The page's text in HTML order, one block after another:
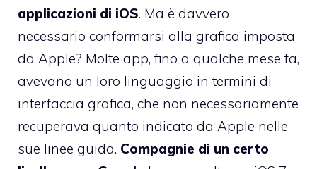
applicazioni di iOS. Ma è davvero
necessario conformarsi alla grafica imposta
da Apple? Molte app, fino a qualche mese fa,
avevano un loro linguaggio in termini di
interfaccia grafica, che non necessariamente
recuperava quanto indicato da Apple nelle
sue linee guida. Compagnie di un certo